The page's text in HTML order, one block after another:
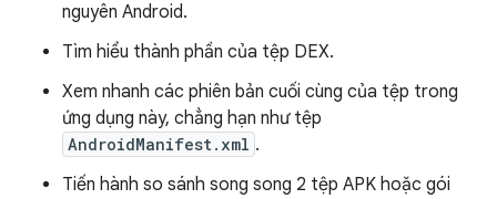
nguyên Android.
Tìm hiểu thành phần của tệp DEX.
Xem nhanh các phiên bản cuối cùng của tệp trong
ứng dụng này, chẳng hạn như tệp
AndroidManifest.xml .
Tiến hành so sánh song song 2 tệp APK hoặc gói